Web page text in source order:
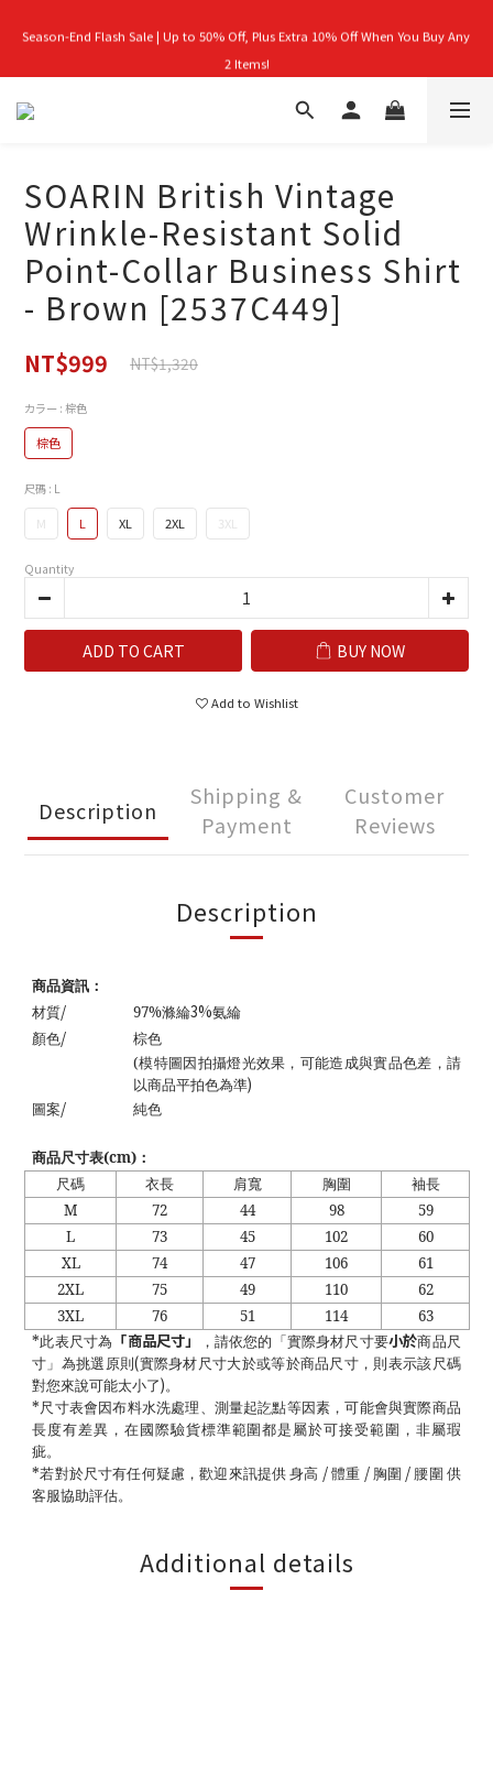
首購禮｜加入會員＞滿$999超取免運費！
👑立即成為VIP｜全館商品 75 折起！
首購禮｜加入會員＞滿$999超取免運費！
SOARIN British Vintage
Wrinkle-Resistant Solid
Point-Collar Business Shirt
- Brown [2537C449]
NT$999 NT$1,320
カラー : 棕色
棕色
尺碼 : L
M L XL 2XL 3XL
Quantity
ADD TO CART BUY NOW
Add to Wishlist
Description
Shipping &
Payment
Customer
Reviews
Description
商品資訊：
材質/ 97%滌綸3%氨綸
顏色/
棕色
(模特圖因拍攝燈光效果，可能造成與實品色差，請
以商品平拍色為準)
圖案/ 純色
商品尺寸表(cm) ：
尺碼
衣長 肩寬 胸圍
袖長
M
72 44 98
59
L
73 45 102
60
XL
74 47 106
61
2XL
75 49 110
62
3XL
76 51 114
63
*此表尺寸為 「商品尺寸」 ，請依您的「實際身材尺寸要小於商品尺
寸」為挑選原則(實際身材尺寸大於或等於商品尺寸，則表示該尺碼
對您來說可能太小了)。
*尺寸表會因布料水洗處理、測量起訖點等因素，可能會與實際商品
長度有差異，在國際驗貨標準範圍都是屬於可接受範圍，非屬瑕
疵。
*若對於尺寸有任何疑慮，歡迎來訊提供 身高 /體重 / 胸圍 / 腰圍 供
客服協助評估。
Additional details